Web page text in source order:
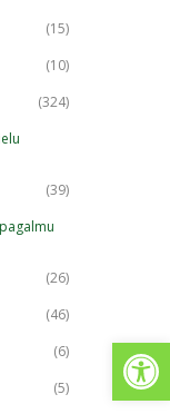
(15)
(10)
(324)
(39)
(26)
(46)
(6)
(5)